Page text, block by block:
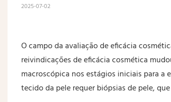
2025-07-02
O campo da avaliação de eficácia
reivindicações de eficácia cosmética
macroscópica nos estágios iniciais para
tecido da pele requer biópsias de pele,